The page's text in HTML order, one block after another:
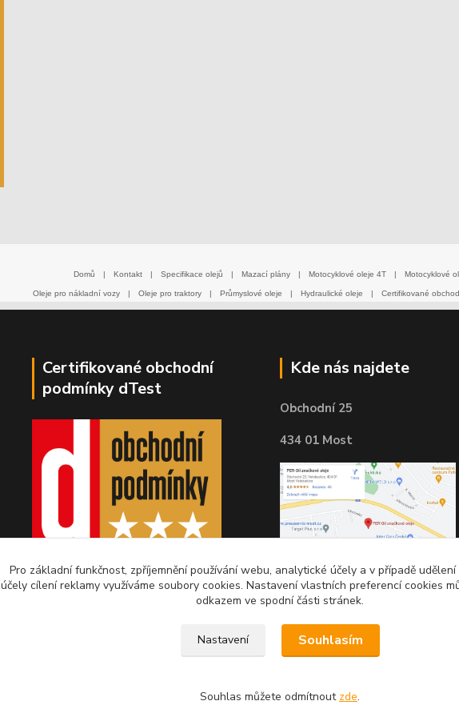
Domů | Kontakt | Specifikace olejů | Mazací plány | Motocyklové oleje 4T | Motocyklové
Oleje pro nákladní vozy | Oleje pro traktory | Průmyslové oleje | Hydraulické oleje | Certifikované
Certifikované obchodní
podmínky dTest
Kde nás najdete
Obchodní 25
434 01 Most
Pro základní funkčnost, zpříjemnění používání webu, analytické účely a v případě
účely cílení reklamy využíváme soubory cookies. Nastavení vlastních preferencí cookies
odkazem ve spodní části stránek.
Nastavení Souhlasím
Souhlas můžete odmítnout zde.